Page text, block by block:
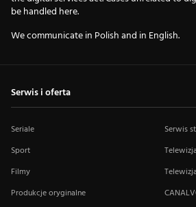
be handled here.
We communicate in Polish and in English.
Serwis i oferta
Seriale
Sport
Filmy
Produkcje oryginalne
Serwis
Telewizja